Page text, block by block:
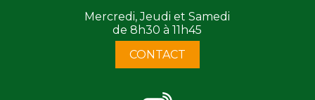
Mercredi, Jeudi et Samedi
de 8h30 à 11h45
CONTACT